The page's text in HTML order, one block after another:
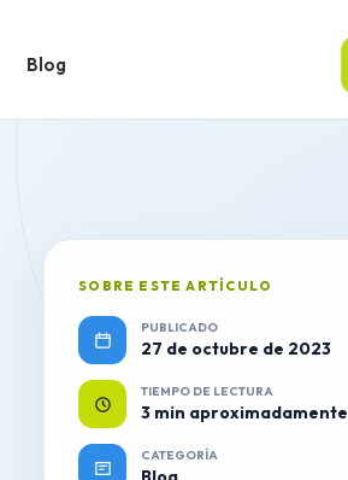
Blog
SOBRE ESTE ARTÍCULO
PUBLICADO
27 de octubre de 2023
TIEMPO DE LECTURA
3 min aproximadamente
CATEGORÍA